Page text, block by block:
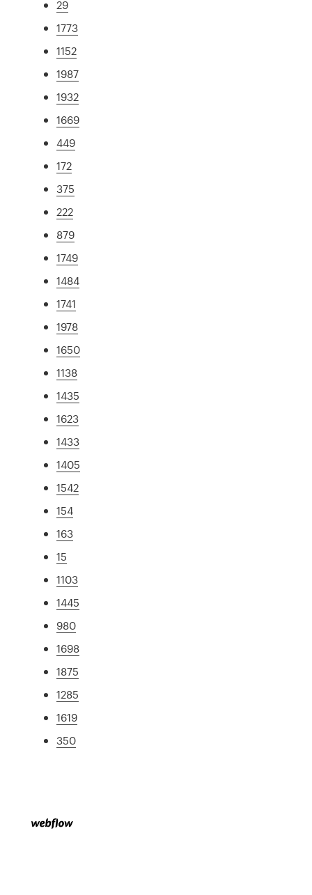
29
1773
1152
1987
1932
1669
449
172
375
222
879
1749
1484
1741
1978
1650
1138
1435
1623
1433
1405
1542
154
163
15
1103
1445
980
1698
1875
1285
1619
350